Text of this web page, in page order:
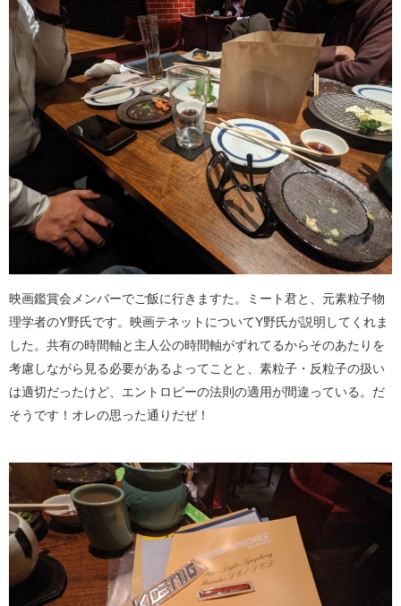
映画鑑賞会メンバーでご飯に行きますた。ミート君と、元素粒子物
理学者のY野氏です。映画テネットについてY野氏が説明してくれま
した。共有の時間軸と主人公の時間軸がずれてるからそのあたりを
考慮しながら見る必要があるよってことと、素粒子・反粒子の扱い
は適切だったけど、エントロピーの法則の適用が間違っている。だ
そうです！オレの思った通りだぜ！